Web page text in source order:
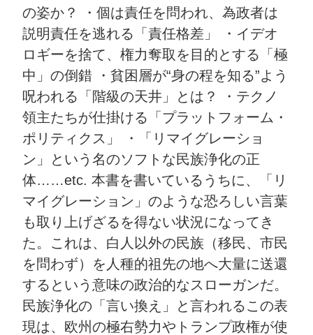
の姿か？ ・個は責任を問われ、為政者は
説明責任を逃れる「責任格差」 ・イデオ
ロギーを捨て、権力奪取を目的とする「極
中」の倒錯 ・貧困層が“身の程を知る”よう
呪われる「階級の天井」とは？ ・テクノ
領主たちが仕掛ける「プラットフォーム・
ポリティクス」 ・「リマイグレーショ
ン」という名のソフトな民族浄化の正
体……etc. 本書を書いているうちに、「リ
マイグレーション」のような恐ろしい言葉
も取り上げざるを得ない状況になってき
た。これは、白人以外の民族（移民、市民
を問わず）を人種的祖先の地へ大量に送還
するという意味の政治的なスローガンだ。
民族浄化の「言い換え」と言われるこの表
現は、欧州の極右勢力やトランプ政権が使